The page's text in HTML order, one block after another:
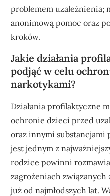
problemem uzależnienia;
anonimową pomoc oraz
kroków.
Jakie działania
podjąć w celu
narkotykami?
Działania profilaktyczne
ochronie dzieci przed
oraz innymi substancjami
jest jednym z
rodzice powinni
zagrożeniach
już od najmłodszych lat.